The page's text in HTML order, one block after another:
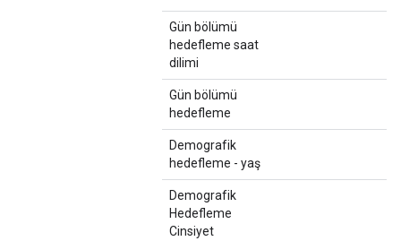
Gün bölümü
hedefleme saat
dilimi
Gün bölümü
hedefleme
Demografik
hedefleme - yaş
Demografik
Hedefleme
Cinsiyet